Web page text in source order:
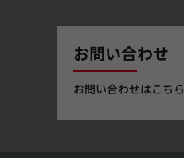
お問い合わせ
お問い合わせはこちら